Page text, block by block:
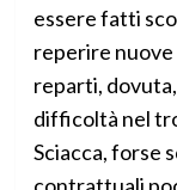
essere fatti
reperire nuove
reparti,
difficoltà nel
Sciacca, forse